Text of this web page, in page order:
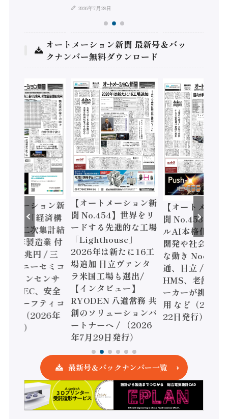
2026年7月28日
オートメーション新聞 最新号＆バッ
クナンバー無料ダウンロード
ーション新
「経済構
二次集計結
製造業 付
兆円 / 三
ニーセミコ
ンセンサ
、安全
ーフティコ
（2026年
【オートメーション新
聞 No.454】世界をリ
ードする先進的な工場
「Lighthouse」
2026年は新たに16工
場追加 日立ヴァンタ
ラ米国工場も選出/
【インタビュー】
RYODEN 八道常務 共
創のソリューションパ
ートナーへ / （2026
年7月29日発行）
【オートメーション
聞 No.453】フィジ
ルAI本格化へ 国産AI
開発や社会実装に活
な動き Noetra、富士
通、日立 / 兵神装備
HMS、老舗ポンプメ
ーカーが挑むデータ
用 など（2026年7月
22日発行）
最新号＆バックナンバー一覧